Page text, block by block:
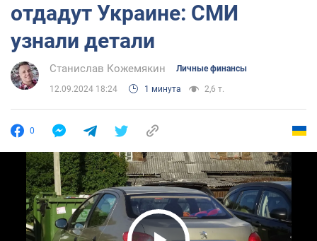
отдадут Украине: СМИ
узнали детали
Станислав Кожемякин Личные финансы
12.09.2024 18:24 1 минута 2,6 т.
0